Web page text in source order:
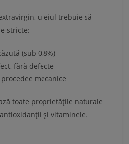
uleiul trebuie să
stricte:
(sub 0,8%)
fără defecte
mecanice
toate proprietățile naturale
și vitaminele.